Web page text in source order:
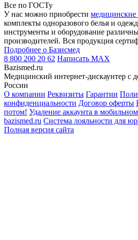
Все по ГОСТу
У нас можно приобрести медицинские
комплекты одноразового белья и
инструменты и оборудование
производителей. Вся продукция
Подробнее о Базисмед
8 800 200 20 62 Написать MAX
Bazismed.ru
Медицинский интернет-дискаунтер с
России
О компании Реквизиты Гарантии
конфиденциальности Договор оферты
потом! Удаление аккаунта в
bazismed.ru Система лояльности для
Полная версия сайта